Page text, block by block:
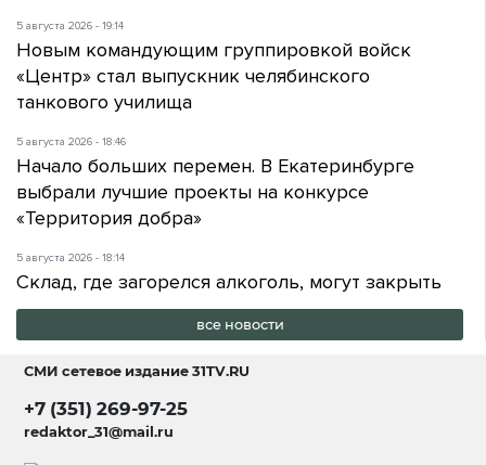
5 августа 2026 - 19:14
Новым командующим группировкой войск
«Центр» стал выпускник челябинского
танкового училища
5 августа 2026 - 18:46
Начало больших перемен. В Екатеринбурге
выбрали лучшие проекты на конкурсе
«Территория добра»
5 августа 2026 - 18:14
Склад, где загорелся алкоголь, могут закрыть
все новости
СМИ сетевое издание31TV.RU
+7 (351) 269-97-25
redaktor_31@mail.ru